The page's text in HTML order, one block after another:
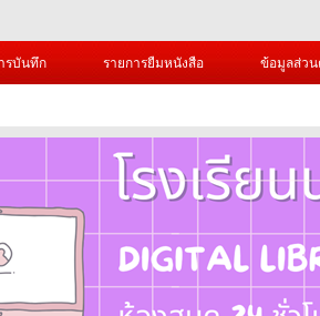
รบันทึก รายการยืมหนังสือ ข้อมูลส่ว